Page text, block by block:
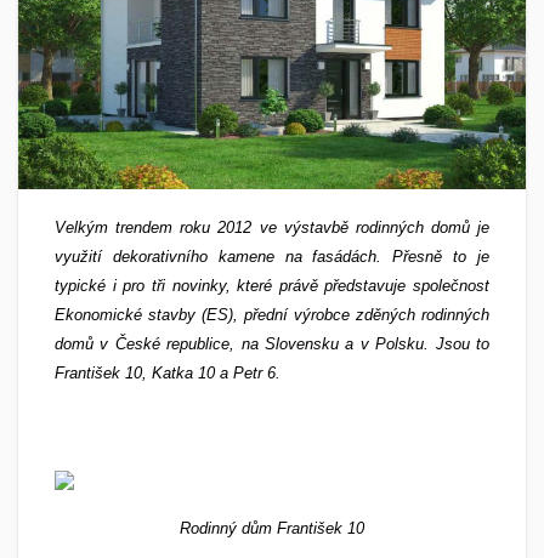
Velkým trendem roku 2012 ve výstavbě rodinných domů je
využití dekorativního kamene na fasádách. Přesně to je
typické i pro tři novinky, které právě představuje společnost
Ekonomické stavby (ES), přední výrobce zděných rodinných
domů v České republice, na Slovensku a v Polsku. Jsou to
František 10, Katka 10 a Petr 6.
Rodinný dům František 10